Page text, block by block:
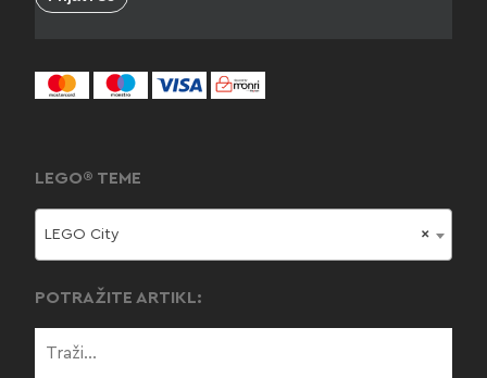
LEGO® TEME
×
LEGO City
POTRAŽITE ARTIKL: